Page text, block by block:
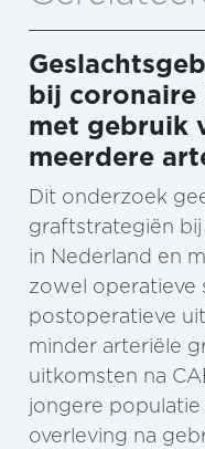
bij coronaire
met gebruik
meerdere
Dit onderzoek
graftstrategiën
in Nederland en
zowel operatieve
postoperatieve
minder arteriële
uitkomsten na
jongere
overleving na